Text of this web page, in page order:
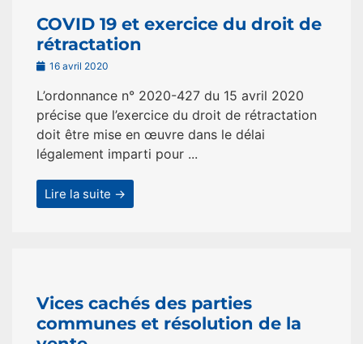
COVID 19 et exercice du droit de
rétractation
16 avril 2020
L’ordonnance n° 2020-427 du 15 avril 2020
précise que l’exercice du droit de rétractation
doit être mise en œuvre dans le délai
légalement imparti pour ...
Lire la suite →
Vices cachés des parties
communes et résolution de la